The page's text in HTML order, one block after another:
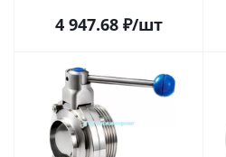
4 947.68₽/шт